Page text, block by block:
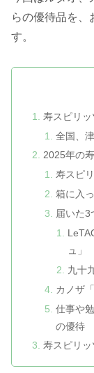
らの優待品を、
す。
寿スピリッ
全国、
2025年の
寿スピ
箱に入
届いた3
ュ」
九十
カノザ
仕事や
の優待
寿スピリ